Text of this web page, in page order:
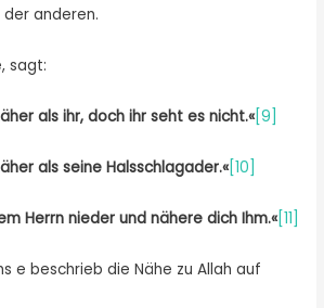
anderen.
sagt:
als ihr, doch ihr seht es nicht.«[9]
als seine Halsschlagader.«[10]
Herrn nieder und nähere dich Ihm.«[11]
e beschrieb die Nähe zu Allah auf